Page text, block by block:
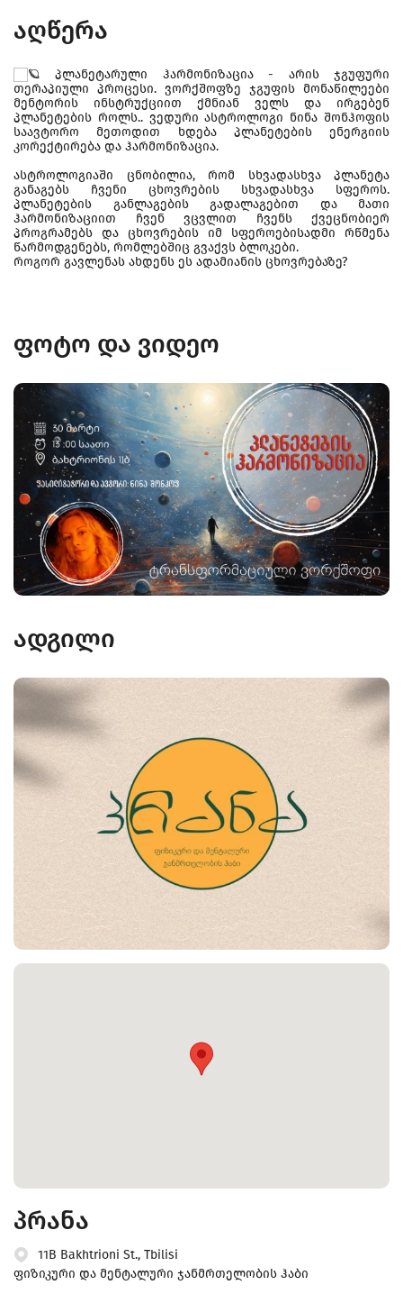
აღწერა
პლანეტარული ჰარმონიზაცია - არის ჯგუფური
თერაპიული პროცესი. ვორქშოფზე ჯგუფის მონაწილეები
მენტორის ინსტრუქციით ქმნიან ველს და ირგებენ
პლანეტების როლს.. ვედური ასტროლოგი ნინა შონჰოფის
საავტორო მეთოდით ხდება პლანეტების ენერგიის
კორექტირება და ჰარმონიზაცია.
ასტროლოგიაში ცნობილია, რომ სხვადასხვა პლანეტა
განაგებს ჩვენი ცხოვრების სხვადასხვა სფეროს.
პლანეტების განლაგების გადალაგებით და მათი
ჰარმონიზაციით ჩვენ ვცვლით ჩვენს ქვეცნობიერ
პროგრამებს და ცხოვრების იმ სფეროებისადმი რწმენა
წარმოდგენებს, რომლებშიც გვაქვს ბლოკები.
როგორ გავლენას ახდენს ეს ადამიანის ცხოვრებაზე?
ფოტო და ვიდეო
ადგილი
პრანა
11B Bakhtrioni St., Tbilisi
ფიზიკური და მენტალური ჯანმრთელობის ჰაბი